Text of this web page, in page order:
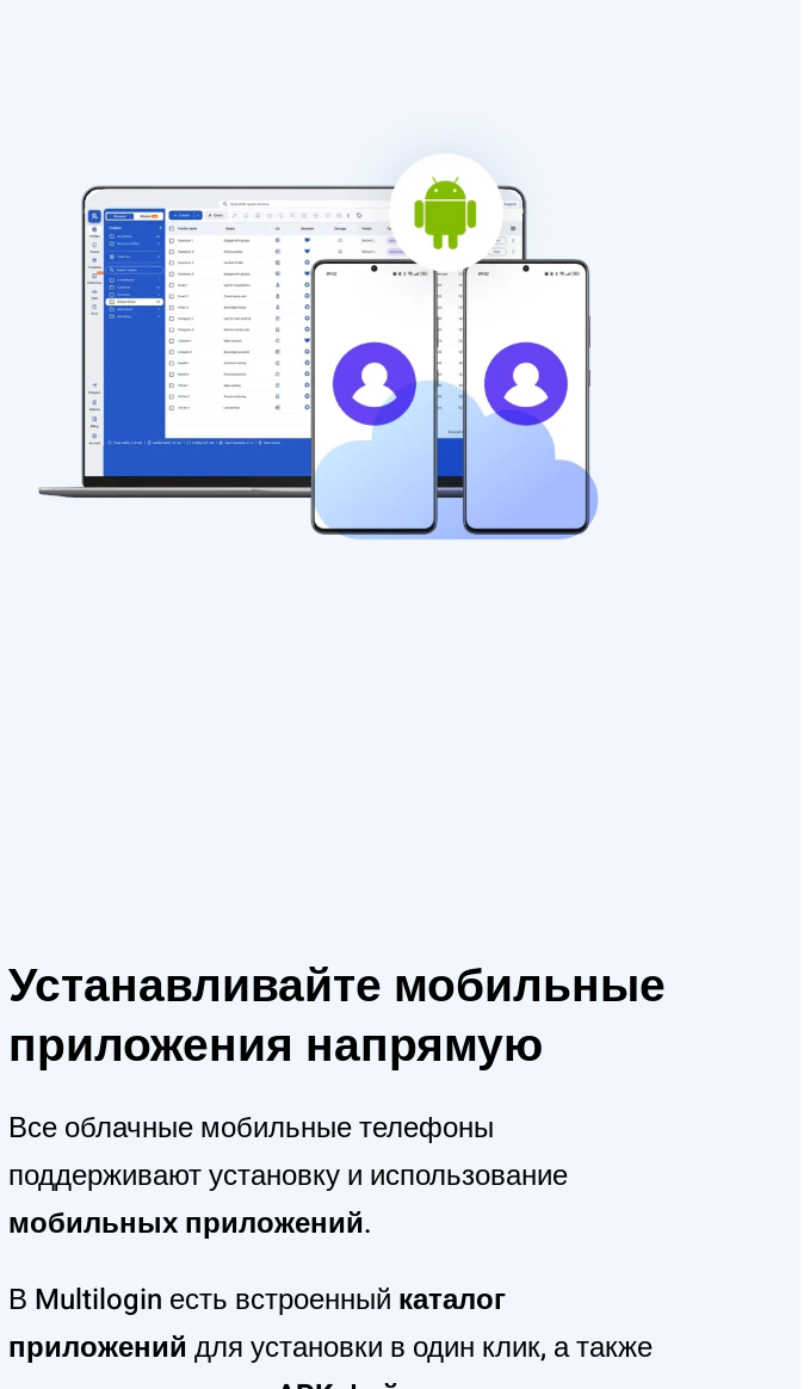
Устанавливайте мобильные
приложения напрямую
Все облачные мобильные телефоны
поддерживают установку и использование
мобильных приложений.
В Multilogin есть встроенный каталог
приложений для установки в один клик, а также